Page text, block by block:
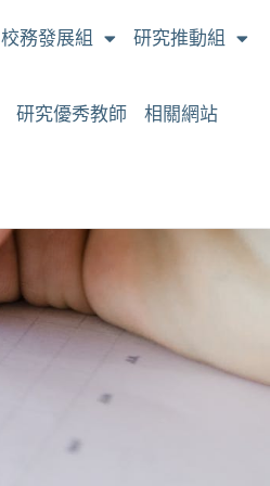
校務發展組 研究推動組
研究優秀教師 相關網站